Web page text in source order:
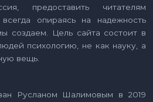
предоставить читателям
опираясь на надежность
создаем. Цель сайта состоит в
психологию, не как науку, а
вещь.
Русланом Шалимовым в 2019